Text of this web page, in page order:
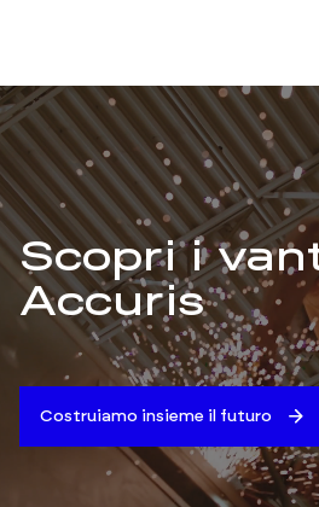
Scopri i
Accuris
Costruiamo insieme il futuro